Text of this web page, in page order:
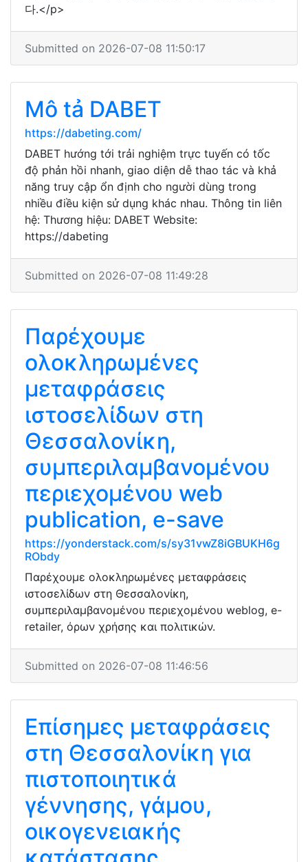
다.</p>
Submitted on 2026-07-08 11:50:17
Mô tả DABET
https://dabeting.com/
DABET hướng tới trải nghiệm trực tuyến có tốc
độ phản hồi nhanh, giao diện dễ thao tác và khả
năng truy cập ổn định cho người dùng trong
nhiều điều kiện sử dụng khác nhau. Thông tin liên
hệ: Thương hiệu: DABET Website:
https://dabeting
Submitted on 2026-07-08 11:49:28
Παρέχουμε
ολοκληρωμένες
μεταφράσεις
ιστοσελίδων στη
Θεσσαλονίκη,
συμπεριλαμβανομένου
περιεχομένου web
publication, e-save
https://yonderstack.com/s/sy31vwZ8iGBUKH6g
RObdy
Παρέχουμε ολοκληρωμένες μεταφράσεις
ιστοσελίδων στη Θεσσαλονίκη,
συμπεριλαμβανομένου περιεχομένου weblog, e-
retailer, όρων χρήσης και πολιτικών.
Submitted on 2026-07-08 11:46:56
Επίσημες μεταφράσεις
στη Θεσσαλονίκη για
πιστοποιητικά
γέννησης, γάμου,
οικογενειακής